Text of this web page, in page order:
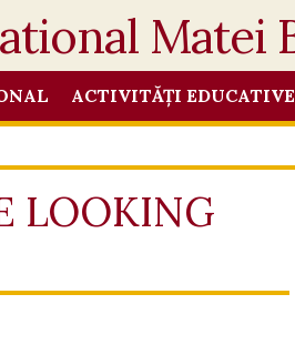
ACTIVITĂȚI EDUCATIVE
LOOKING